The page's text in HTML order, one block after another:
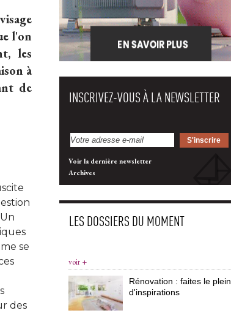
l'on
les
à
de
se
des
INSCRIVEZ-VOUS À LA NEWSLETTER
Voir la dernière newsletter
Archives
LES DOSSIERS DU MOMENT
voir +
Rénovation : faites le plein
d'inspirations